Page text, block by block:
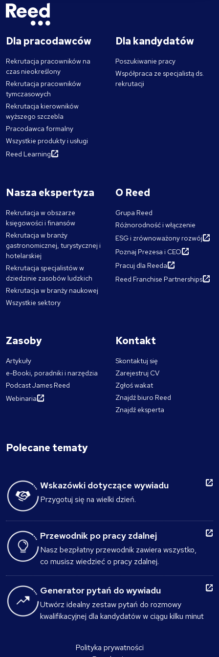
Dla pracodawców
Rekrutacja pracowników na
czas nieokreślony
Rekrutacja pracowników
tymczasowych
Rekrutacja kierowników
wyższego szczebla
Pracodawca formalny
Wszystkie produkty i usługi
Reed Learning
Dla kandydatów
Poszukiwanie pracy
Współpraca ze specjalistą ds.
rekrutacji
Nasza ekspertyza
Rekrutacja w obszarze
księgowości i finansów
Rekrutacja w branży
gastronomicznej, turystycznej i
hotelarskiej
Rekrutacja specjalistów w
dziedzinie zasobów ludzkich
Rekrutacja w branży naukowej
Wszystkie sektory
O Reed
Grupa Reed
Różnorodność i włączenie
ESG i zrównoważony rozwój
Poznaj Prezesa i CEO
Pracuj dla Reeda
Reed Franchise Partnerships
Zasoby
Artykuły
e-Booki, poradniki i narzędzia
Podcast James Reed
Webinaria
Kontakt
Skontaktuj się
Zarejestruj CV
Zgłoś wakat
Znajdź biuro Reed
Znajdź eksperta
Polecane tematy
Wskazówki dotyczące wywiadu
Przygotuj się na wielki dzień.
Przewodnik po pracy zdalnej
Nasz bezpłatny przewodnik zawiera wszystko,
co musisz wiedzieć o pracy zdalnej.
Generator pytań do wywiadu
Utwórz idealny zestaw pytań do rozmowy
kwalifikacyjnej dla kandydatów w ciągu kilku minut
Polityka prywatności